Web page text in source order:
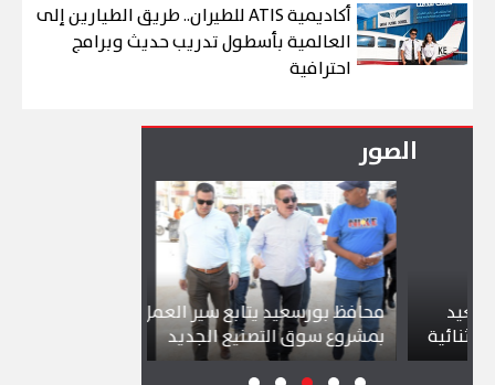
أكاديمية ATIS للطيران.. طريق الطيارين إلى
العالمية بأسطول تدريب حديث وبرامج
احترافية
الصور
محافظ بورسعيد يتابع سير العمل
بمشروع سوق التصنيع الجديد